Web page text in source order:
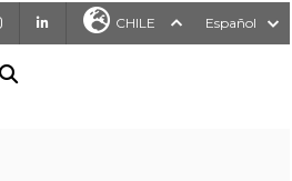
InstagramLinkedIn CHILE Español